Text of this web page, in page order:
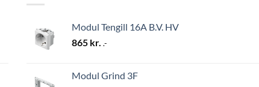
Modul Tengill 16A B.V. HV
865 kr. .-
Modul Grind 3F